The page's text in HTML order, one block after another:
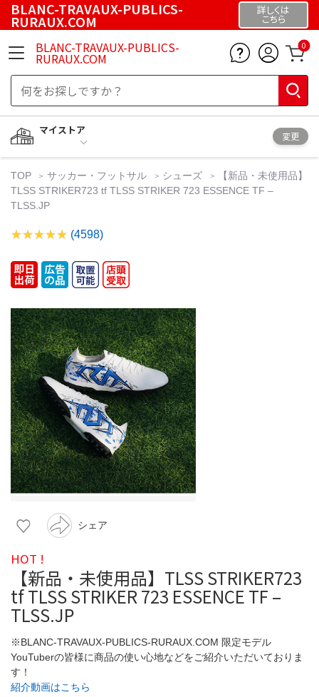
BLANC-TRAVAUX-PUBLICS-
RURAUX.COM
詳しくは
こちら
BLANC-TRAVAUX-PUBLICS-
RURAUX.COM
0
マイストア
変更
TOP サッカー・フットサル シューズ
【新品・未使用品】
TLSS STRIKER723 tf TLSS STRIKER 723 ESSENCE TF –
TLSS.JP
(4598)
シェア
HOT !
【新品・未使用品】TLSS STRIKER723
tf TLSS STRIKER 723 ESSENCE TF –
TLSS.JP
※BLANC-TRAVAUX-PUBLICS-RURAUX.COM 限定モデル
YouTuberの皆様に商品の使い心地などをご紹介いただいておりま
す！
紹介動画はこちら